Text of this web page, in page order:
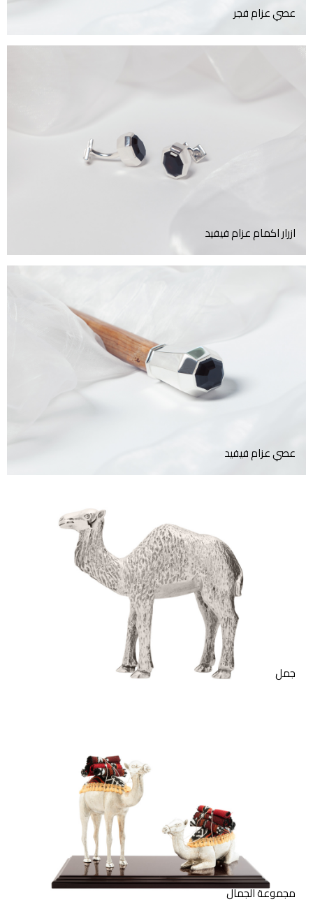
عصي عزام فجر
ازرار اكمام عزام فيفيد
ازرار اكمام عزام فيفيد
عصي عزام من خلاصة الفضة
الإسترليني
عصي عزام فيفيد
تمثال من الفضة الاسترليني لجمل
واقف و جالس.
جمل
تمثال لجمل واقف وآخر جالس
مع قاعدة خشبية. متوفر بالفضة
الاسترليني أو الفضة المطلية
بالذهب.
مجموعة الجمال